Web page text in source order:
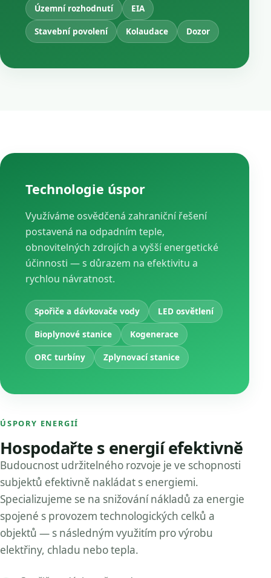
Územní rozhodnutí
EIA
Stavební povolení
Kolaudace Dozor
Technologie úspor
Využíváme osvědčená zahraniční řešení
postavená na odpadním teple,
obnovitelných zdrojích a vyšší energetické
účinnosti — s důrazem na efektivitu a
rychlou návratnost.
Spořiče a dávkovače vody
LED osvětlení
Bioplynové stanice
Kogenerace
ORC turbíny
Zplynovací stanice
ÚSPORY ENERGIÍ
Hospodařte s energií efektivně
Budoucnost udržitelného rozvoje je ve schopnosti
subjektů efektivně nakládat s energiemi.
Specializujeme se na snižování nákladů za energie
spojené s provozem technologických celků a
objektů — s následným využitím pro výrobu
elektřiny, chladu nebo tepla.